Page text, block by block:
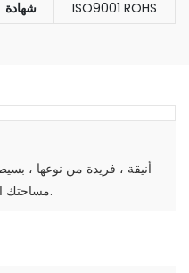
شهادة ISO9001 ROHS
أنيقة ، فريدة من نوعها ،
مساحتك الهادئة بنوع من الفكر الشعري المثالي.